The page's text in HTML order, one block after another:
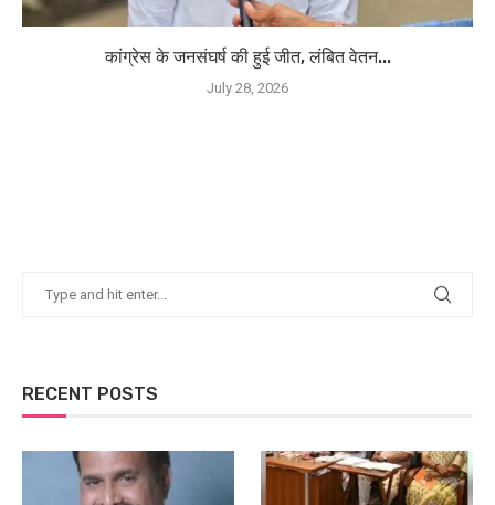
कांग्रेस के जनसंघर्ष की हुई जीत, लंबित वेतन...
July 28, 2026
RECENT POSTS